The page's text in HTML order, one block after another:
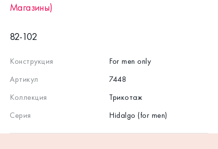
Магазины)
82-102
Конструкция
For men only
Артикул
7448
Коллекция
Трикотаж
Серия
Hidalgo (for men)